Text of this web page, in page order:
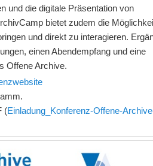
und die digitale Präsentation von
bietet zudem die
und direkt zu interagieren.
einen Abendempfang und eine
Offene Archive.
(Einladung_Konferenz-Offene-